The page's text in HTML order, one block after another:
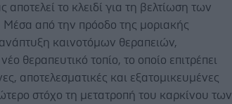
αποτελεί το κλειδί για τη βελτίωση των
Μέσα από την πρόοδο της μοριακής
καινοτόμων θεραπειών,
θεραπευτικό τοπίο, το οποίο επιτρέπει
αποτελεσματικές και εξατομικευμένες
στόχο τη μετατροπή του καρκίνου των